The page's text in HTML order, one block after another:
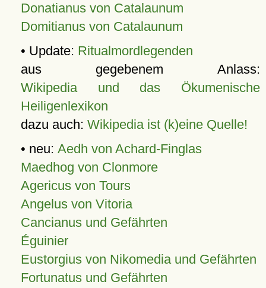
Donatianus von Catalaunum
Domitianus von Catalaunum
• Update: Ritualmordlegenden
aus gegebenem Anlass:
Wikipedia und das Ökumenische
Heiligenlexikon
dazu auch: Wikipedia ist (k)eine Quelle!
• neu: Aedh von Achard-Finglas
Maedhog von Clonmore
Agericus von Tours
Angelus von Vitoria
Cancianus und Gefährten
Éguinier
Eustorgius von Nikomedia und Gefährten
Fortunatus und Gefährten